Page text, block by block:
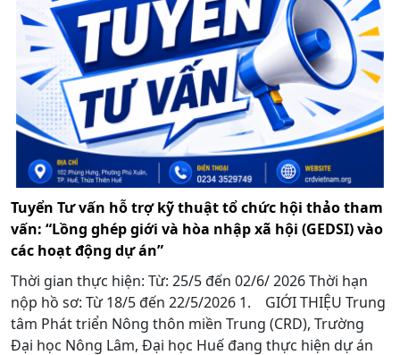
Tuyển Tư vấn hỗ trợ kỹ thuật tổ chức hội thảo tham
vấn: “Lồng ghép giới và hòa nhập xã hội (GEDSI) vào
các hoạt động dự án”
Thời gian thực hiện: Từ: 25/5 đến 02/6/ 2026 Thời hạn
nộp hồ sơ: Từ 18/5 đến 22/5/2026 1. GIỚI THIỆU Trung
tâm Phát triển Nông thôn miền Trung (CRD), Trường
Đại học Nông Lâm, Đại học Huế đang thực hiện dự án